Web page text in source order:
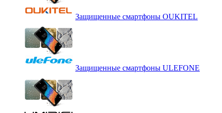
Защищенные смартфоны OUKITEL
Защищенные смартфоны ULEFONE